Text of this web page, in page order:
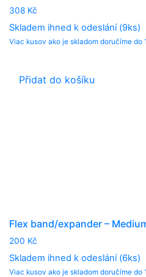
308 Kč
Skladem ihned k odeslání (9ks)
Viac kusov ako je skladom doručíme do
Přidat do košíku
Flex band/expander –
200 Kč
Skladem ihned k odeslání (6ks)
Viac kusov ako je skladom doručíme do